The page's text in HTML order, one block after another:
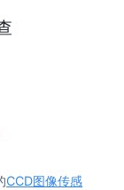
CCD图像传感